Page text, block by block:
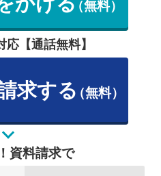
（無料）
【通話無料】
求する（無料）
資料請求で